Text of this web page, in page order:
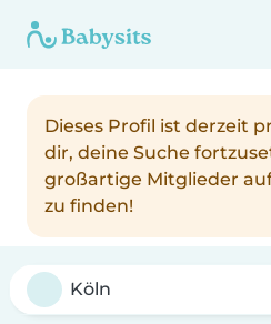
Dieses Profil ist derzeit
dir, deine Suche
großartige Mitglieder
zu finden!